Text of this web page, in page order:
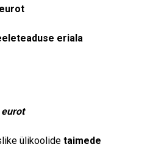
eriala
ülikoolide taimede